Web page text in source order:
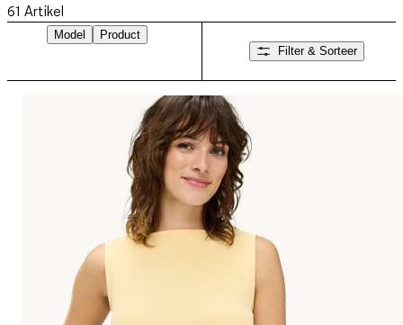
61 Artikel
Model
Product
Filter & Sorteer